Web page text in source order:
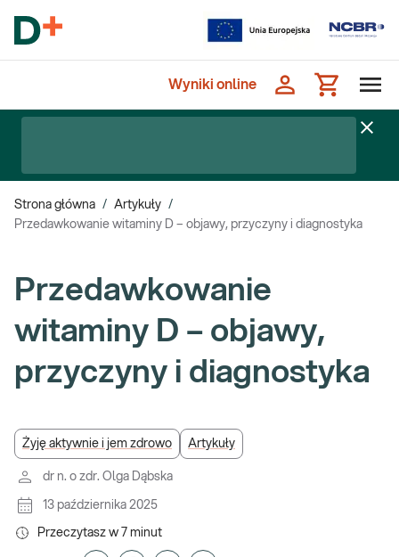
Wyniki online
Strona główna / Artykuły /
Przedawkowanie witaminy D – objawy, przyczyny i diagnostyka
Przedawkowanie
witaminy D – objawy,
przyczyny i diagnostyka
Żyję aktywnie i jem zdrowo Artykuły
dr n. o zdr. Olga Dąbska
13 października 2025
Przeczytasz w 7 minut